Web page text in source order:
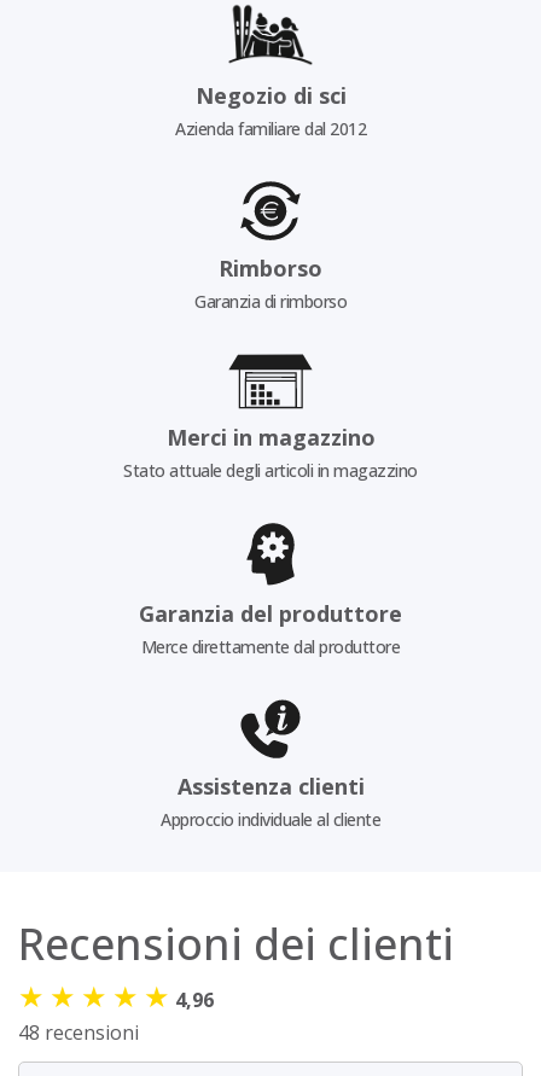
Negozio di sci
Azienda familiare dal 2012
Rimborso
Garanzia di rimborso
Merci in magazzino
Stato attuale degli articoli in magazzino
Garanzia del produttore
Merce direttamente dal produttore
Assistenza clienti
Approccio individuale al cliente
Recensioni dei clienti
★ ★ ★ ★ ★ 4,96
48 recensioni